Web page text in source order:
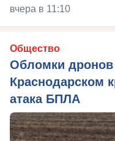
вчера в 11:10
Общество
Обломки
Краснодарском
атака БПЛА